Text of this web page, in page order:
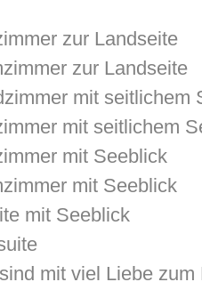
zur Landseite
zur Landseite
mit seitlichem
mit seitlichem
mit Seeblick
mit Seeblick
mit Seeblick
mit viel Liebe